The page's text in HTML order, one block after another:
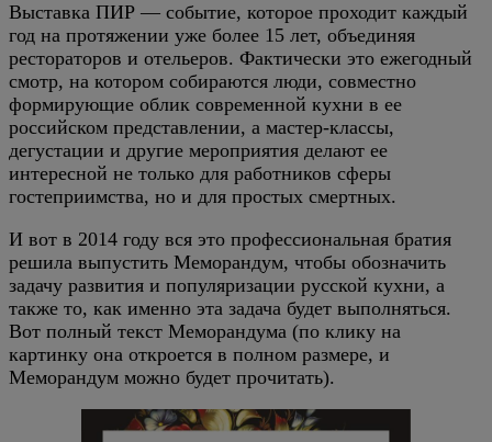
Выставка ПИР — событие, которое проходит каждый
год на протяжении уже более 15 лет, объединяя
рестораторов и отельеров. Фактически это ежегодный
смотр, на котором собираются люди, совместно
формирующие облик современной кухни в ее
российском представлении, а мастер-классы,
дегустации и другие мероприятия делают ее
интересной не только для работников сферы
гостеприимства, но и для простых смертных.
И вот в 2014 году вся это профессиональная братия
решила выпустить Меморандум, чтобы обозначить
задачу развития и популяризации русской кухни, а
также то, как именно эта задача будет выполняться.
Вот полный текст Меморандума (по клику на
картинку она откроется в полном размере, и
Меморандум можно будет прочитать).